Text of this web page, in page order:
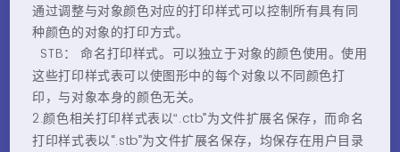
通过调整与对象颜色对应的打印样式可以控制所有具有同
种颜色的对象的打印方式。
STB： 命名打印样式。可以独立于对象的颜色使用。使用
这些打印样式表可以使图形中的每个对象以不同颜色打
印，与对象本身的颜色无关。
2.颜色相关打印样式表以“.ctb”为文件扩展名保存，而命名
打印样式表以 “.stb”为文件扩展名保存，均保存在用户目录